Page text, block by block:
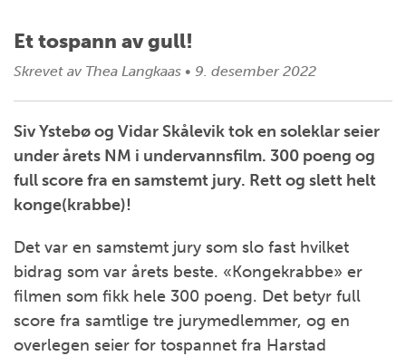
Et tospann av gull!
Skrevet av Thea Langkaas • 9. desember 2022
Siv Ystebø og Vidar Skålevik tok en soleklar seier
under årets NM i undervannsfilm. 300 poeng og
full score fra en samstemt jury. Rett og slett helt
konge(krabbe)!
Det var en samstemt jury som slo fast hvilket
bidrag som var årets beste. «Kongekrabbe» er
filmen som fikk hele 300 poeng. Det betyr full
score fra samtlige tre jurymedlemmer, og en
overlegen seier for tospannet fra Harstad